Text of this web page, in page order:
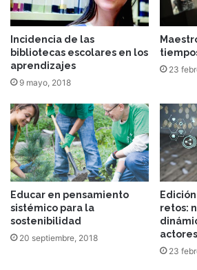
Incidencia de las
bibliotecas escolares en los
aprendizajes
9 mayo, 2018
23
Educar en pensamiento
sistémico para la
sostenibilidad
20 septiembre, 2018
retos:
23